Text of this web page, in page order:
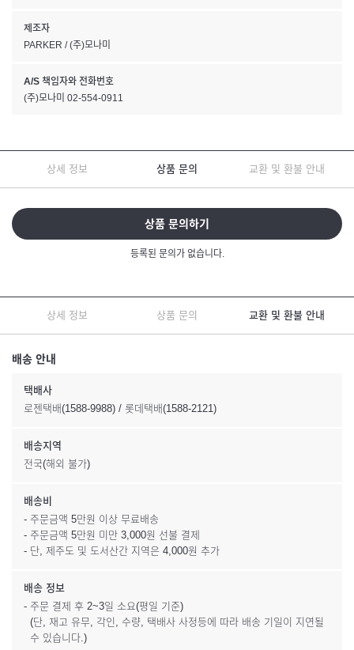
제조자
PARKER / (주)모나미
A/S 책임자와 전화번호
(주)모나미 02-554-0911
상세 정보 상품 문의 교환 및 환불 안내
상품 문의하기
등록된 문의가 없습니다.
상세 정보 상품 문의 교환 및 환불 안내
배송 안내
택배사
로젠택배(1588-9988) / 롯데택배(1588-2121)
배송지역
전국(해외 불가)
배송비
- 주문금액 5만원 이상 무료배송
- 주문금액 5만원 미만 3,000원 선불 결제
- 단, 제주도 및 도서산간 지역은 4,000원 추가
배송 정보
- 주문 결제 후 2~3일 소요(평일 기준)
(단, 재고 유무, 각인, 수량, 택배사 사정등에 따라 배송 기일이 지연될
수 있습니다.)